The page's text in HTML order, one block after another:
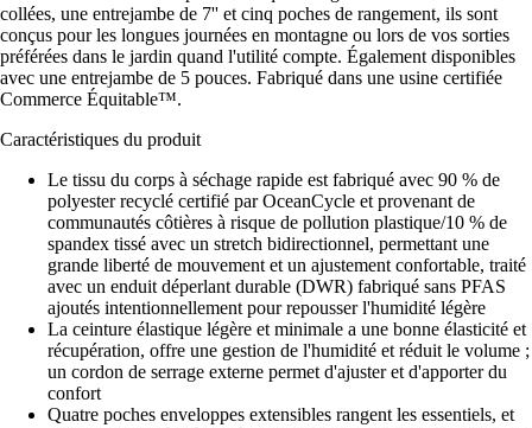
collées, une entrejambe de 7'' et cinq poches de rangement, ils sont
conçus pour les longues journées en montagne ou lors de vos sorties
préférées dans le jardin quand l'utilité compte. Également disponibles
avec une entrejambe de 5 pouces. Fabriqué dans une usine certifiée
Commerce Équitable™.
Caractéristiques du produit
Le tissu du corps à séchage rapide est fabriqué avec 90 % de
polyester recyclé certifié par OceanCycle et provenant de
communautés côtières à risque de pollution plastique/10 % de
spandex tissé avec un stretch bidirectionnel, permettant une
grande liberté de mouvement et un ajustement confortable, traité
avec un enduit déperlant durable (DWR) fabriqué sans PFAS
ajoutés intentionnellement pour repousser l'humidité légère
La ceinture élastique légère et minimale a une bonne élasticité et
récupération, offre une gestion de l'humidité et réduit le volume ;
un cordon de serrage externe permet d'ajuster et d'apporter du
confort
Quatre poches enveloppes extensibles rangent les essentiels, et